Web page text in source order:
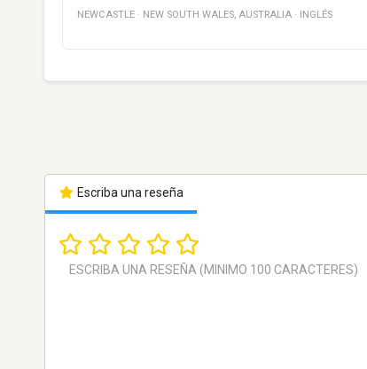
NEWCASTLE · NEW SOUTH WALES, AUSTRALIA · INGLÉS
Escriba una reseña